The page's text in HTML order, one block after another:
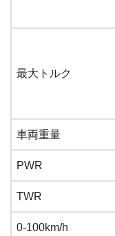
最大トルク
車両重量
PWR
TWR
0-100km/h